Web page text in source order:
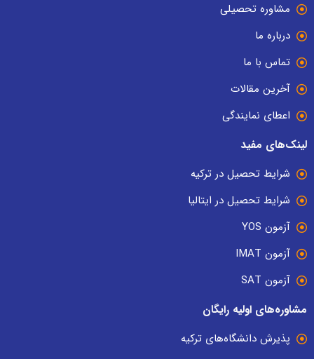
مشاوره تحصیلی
درباره ما
تماس با ما
آخرین مقالات
اعطای نمایندگی
لینک‌های مفید
شرایط تحصیل در ترکیه
شرایط تحصیل در ایتالیا
آزمون YOS
آزمون IMAT
آزمون SAT
مشاوره‌های اولیه رایگان
پذیرش دانشگاه‌های ترکیه